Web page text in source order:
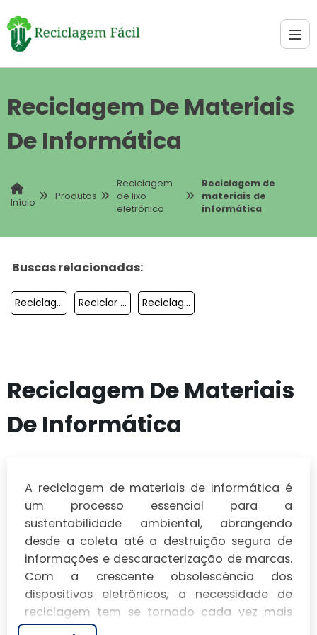
Reciclagem De Materiais
De Informática
Início
Produtos
Reciclagem
de lixo
eletrônico
Reciclagem de
materiais de
informática
Buscas relacionadas:
Reciclagem De Materiais De Informática Reciclar Monitor Reciclagem Eletro Eletrônicos
Reciclagem De Materiais
De Informática
A reciclagem de materiais de informática é
um processo essencial para a
sustentabilidade ambiental, abrangendo
desde a coleta até a destruição segura de
informações e descaracterização de marcas.
Com a crescente obsolescência dos
dispositivos eletrônicos, a necessidade de
reciclagem tem se tornado cada vez mais
urgente.